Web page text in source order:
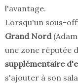
l'avantage.
Lorsqu'un sous-
Grand Nord
une zone réputée
supplémentaire
s'ajouter à son